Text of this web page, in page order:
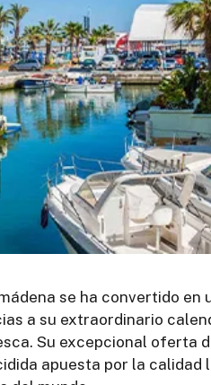
se ha convertido en
a su extraordinario
Su excepcional oferta
apuesta por la calidad